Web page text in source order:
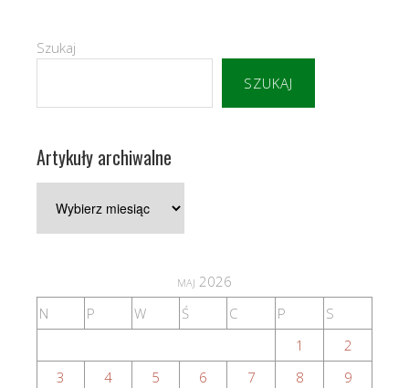
Szukaj
SZUKAJ
Artykuły archiwalne
archiwalne
maj 2026
N
P W Ś C P
S
1
2
3
4 5 6 7 8
9